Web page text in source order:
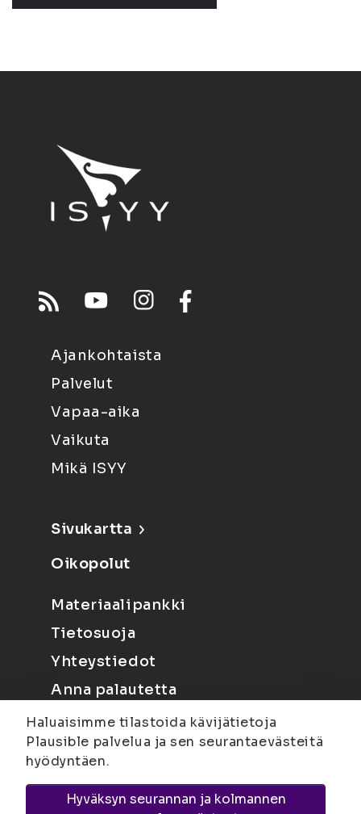
Ajankohtaista
Palvelut
Vapaa-aika
Vaikuta
Mikä ISYY
Sivukartta
Oikopolut
Materiaalipankki
Tietosuoja
Yhteystiedot
Anna palautetta
Joensuu Suvantokatu 6, 80100 Joensuu |
Haluaisimme tilastoida kävijätietoja
Plausible palvelua ja sen seurantaevästeitä
hyödyntäen.
Hyväksyn seurannan ja kolmannen